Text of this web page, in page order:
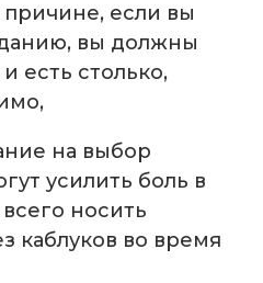
если вы
вы должны
есть столько,
на выбор
усилить боль в
носить
каблуков во время